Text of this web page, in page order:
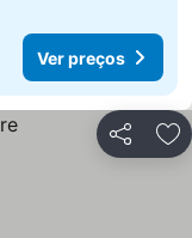
Ver preços
Partilhar